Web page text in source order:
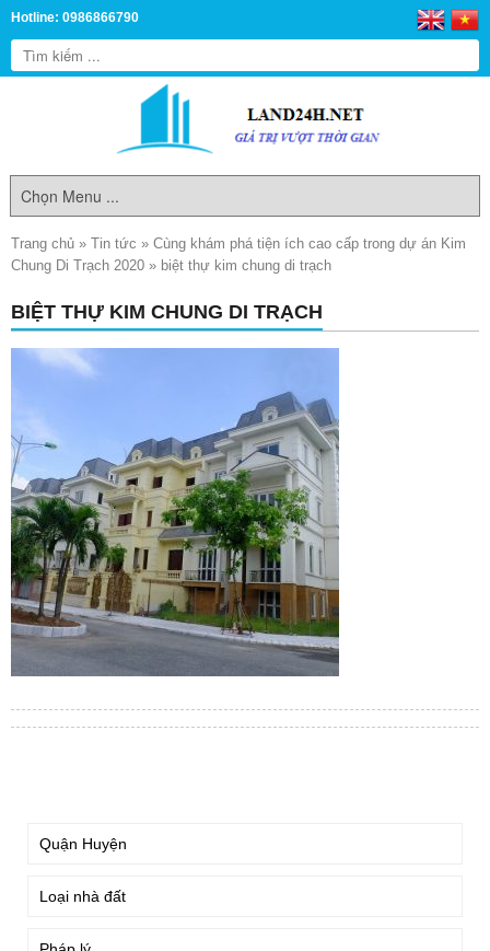
Hotline: 0986866790
Trang chủ » Tin tức » Cùng khám phá tiện ích cao cấp trong dự án Kim
Chung Di Trạch 2020 » biệt thự kim chung di trạch
BIỆT THỰ KIM CHUNG DI TRẠCH